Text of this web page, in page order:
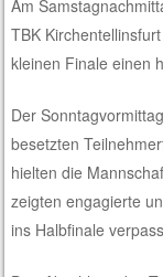
Am Samstagnachm
TBK
kleinen Finale einen
Der
besetzten
hielten die
zeigten engagierte
ins Halbfinale